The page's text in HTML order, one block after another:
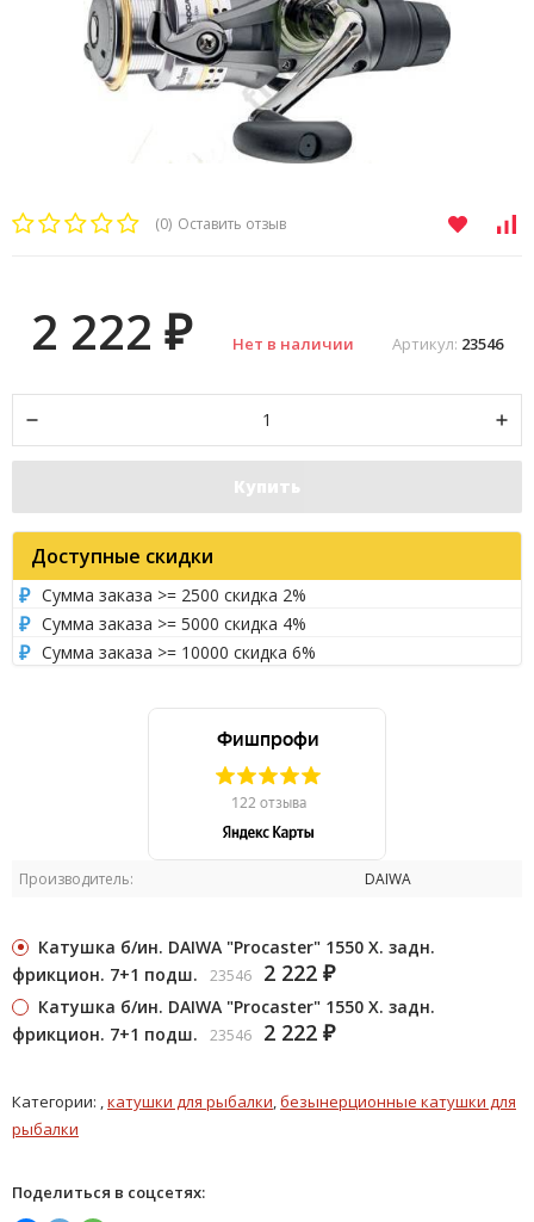
(0) Оставить отзыв
Производитель: DAIWA
Катушка б/ин. DAIWA "Procaster" 1550 Х. задн.
фрикцион. 7+1 подш.
23546 2 222 ₽
Катушка б/ин. DAIWA "Procaster" 1550 Х. задн.
фрикцион. 7+1 подш.
23546 2 222 ₽
Артикул: 23546
Нет в наличии
2 222₽
Купить
Доступные скидки
Сумма заказа >= 2500 скидка 2%
Сумма заказа >= 5000 скидка 4%
Сумма заказа >= 10000 скидка 6%
Категории: ,катушки для рыбалки,безынерционные катушки для
рыбалки
Поделиться в соцсетях: